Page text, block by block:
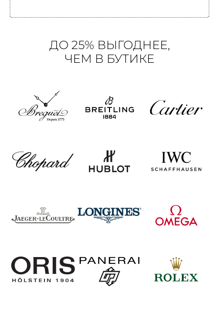
ДО 25% ВЫГОДНЕЕ,
ЧЕМ В БУТИКЕ